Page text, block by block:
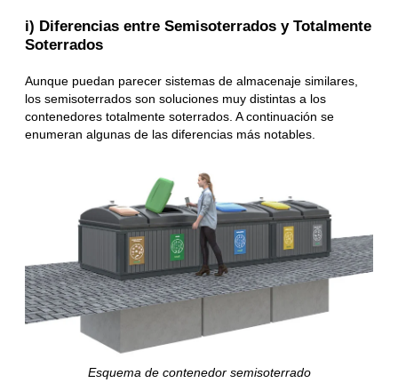
i) Diferencias entre Semisoterrados y Totalmente
Soterrados
Aunque puedan parecer sistemas de almacenaje similares,
los semisoterrados son soluciones muy distintas a los
contenedores totalmente soterrados. A continuación se
enumeran algunas de las diferencias más notables.
Esquema de contenedor semisoterrado